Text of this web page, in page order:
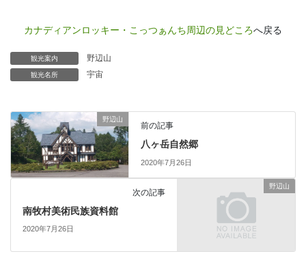
カナディアンロッキー・こっつぁんち周辺の見どころへ戻る
観光案内 野辺山
観光名所 宇宙
野辺山
前の記事
八ヶ岳自然郷
2020年7月26日
野辺山
次の記事
南牧村美術民族資料館
2020年7月26日